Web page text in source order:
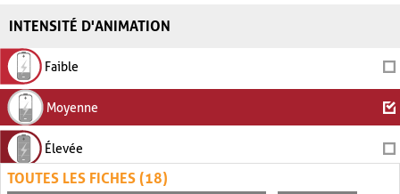
INTENSITÉ D'ANIMATION
Faible
Moyenne
Élevée
TOUTES LES FICHES (18)